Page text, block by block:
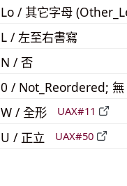
Lo / 其它字母
L / 左至右書寫
N / 否
0 / Not_Reordered; 無
W / 全形 UAX#11
U / 正立 UAX#50